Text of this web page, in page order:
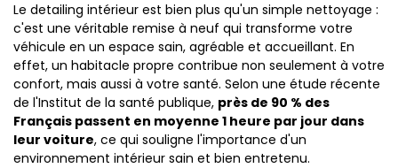
Le detailing intérieur est bien plus qu'un simple nettoyage :
c'est une véritable remise à neuf qui transforme votre
véhicule en un espace sain, agréable et accueillant. En
effet, un habitacle propre contribue non seulement à votre
confort, mais aussi à votre santé. Selon une étude récente
de l'Institut de la santé publique, près de 90 % des
Français passent en moyenne 1 heure par jour dans
leur voiture, ce qui souligne l'importance d'un
environnement intérieur sain et bien entretenu.